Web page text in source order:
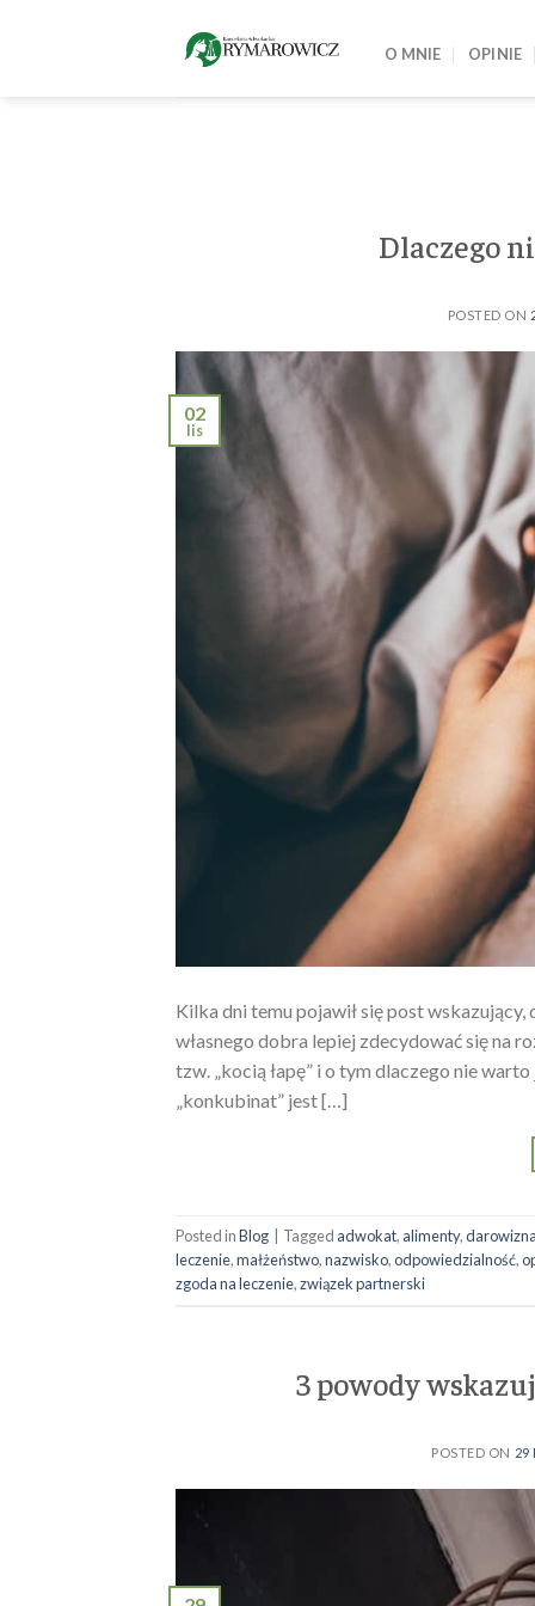
O MNIE OPINIE
Dlaczego
POSTED ON
02
lis
Kilka dni temu pojawił się post
własnego dobra lepiej zdecydować się na
tzw. „kocią łapę” i o tym dlaczego nie
„konkubinat” jest […]
Posted inBlog Tagged adwokat, alimenty,
leczenie,małżeństwo,nazwisko,odpowiedzialność,
zgoda na leczenie,związek partnerski
3 powody
POSTED ON 29